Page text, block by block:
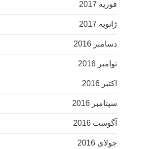
فوریه 2017
ژانویه 2017
دسامبر 2016
نوامبر 2016
اکتبر 2016
سپتامبر 2016
آگوست 2016
جولای 2016